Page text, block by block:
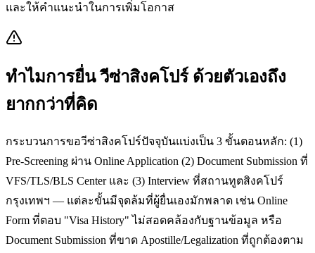
และให้คำแนะนำในการเพิ่มโอกาส
ทำไมการยื่นวีซ่าสิงคโปร์ด้วยตัวเองถึง
ยากกว่าที่คิด
กระบวนการขอวีซ่าสิงคโปร์ปัจจุบันแบ่งเป็น 3 ขั้นตอนหลัก: (1)
Pre-Screening ผ่าน Online Application (2) Document Submission ที่
VFS/TLS/BLS Center และ (3) Interview ที่สถานทูตสิงคโปร์
กรุงเทพฯ — แต่ละขั้นมีจุดล้มที่ผู้ยื่นเองมักพลาด เช่น Online
Form ที่ตอบ "Visa History" ไม่สอดคล้องกับฐานข้อมูล หรือ
Document Submission ที่ขาด Apostille/Legalization ที่ถูกต้องตาม